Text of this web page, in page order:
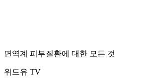
면역계 피부질환에 대한 모든 것
위드유 TV